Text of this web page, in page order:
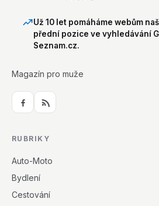
Už 10 let pomáháme webům
přední pozice ve vyhledávání
Seznam.cz.
Magazín pro muže
RUBRIKY
Auto-Moto
Bydlení
Cestování